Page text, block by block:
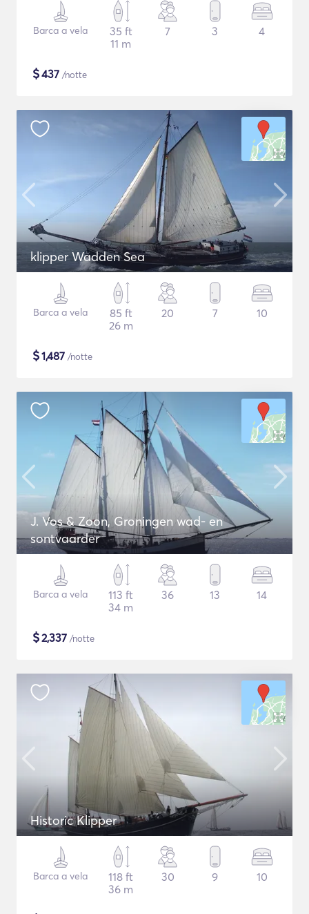
Barca a vela
35 ft
11 m
7 3 4
$437 /notte
klipper Wadden Sea
Barca a vela
85 ft
26 m
20 7 10
$1,487 /notte
J. Vos & Zoon, Groningen wad- en
sontvaarder
Barca a vela
113 ft
34 m
36 13 14
$2,337 /notte
Historic Klipper
Barca a vela
118 ft
36 m
30 9 10